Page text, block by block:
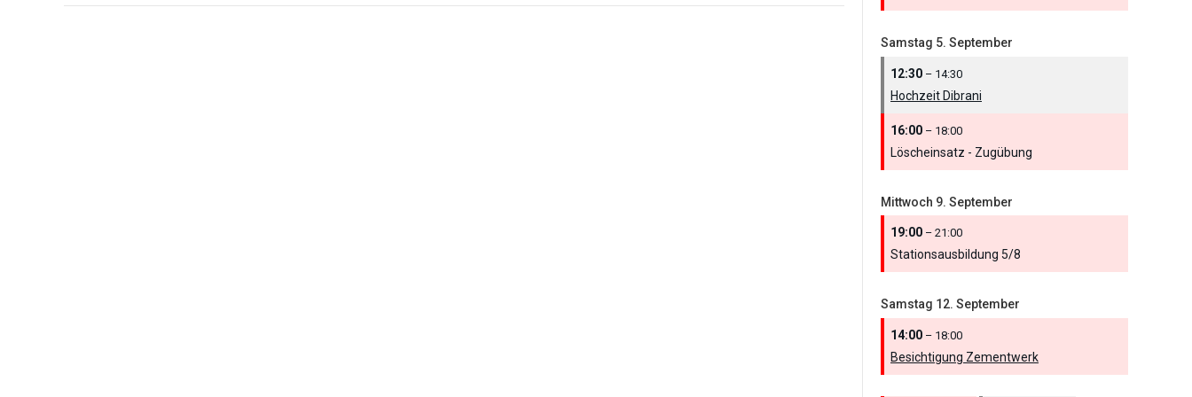
Samstag 5. September
12:30 – 14:30
Hochzeit Dibrani
16:00 – 18:00
Löscheinsatz - Zugübung
Mittwoch 9. September
19:00 – 21:00
Stationsausbildung 5/8
Samstag 12. September
14:00 – 18:00
Besichtigung Zementwerk